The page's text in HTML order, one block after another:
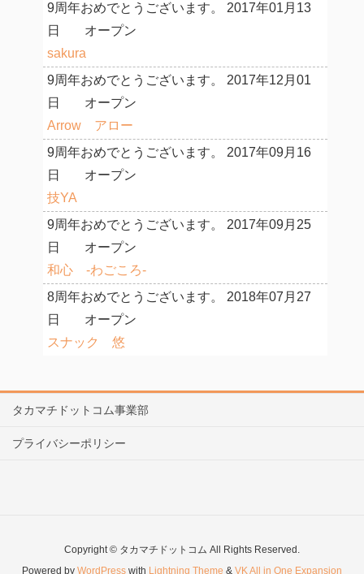
9周年おめでとうございます。
2017年01月13
日
オープン
sakura
9周年おめでとうございます。
2017年12月01
日
オープン
Arrow アロー
9周年おめでとうございます。
2017年09月16
日
オープン
技YA
9周年おめでとうございます。
2017年09月25
日
オープン
和心 -わごころ-
8周年おめでとうございます。
2018年07月27
日
オープン
スナック 悠
タカマチドットコム事業部
プライバシーポリシー
Copyright © タカマチドットコム All Rights Reserved.
Powered by WordPress with Lightning Theme & VK All in One Expansion